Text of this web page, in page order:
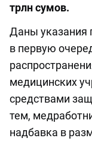
трлн сумов.
Даны указания
в первую
медицинских
средствами
тем,
надбавка в